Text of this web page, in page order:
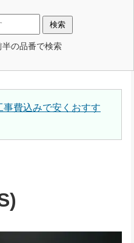
の品番で検索
費込みで安くおすす